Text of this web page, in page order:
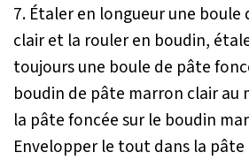
7. Étaler en longueur une
clair et la rouler en boudin,
toujours une boule de pâte
boudin de pâte marron clair au
la pâte foncée sur le boudin
Envelopper le tout dans la